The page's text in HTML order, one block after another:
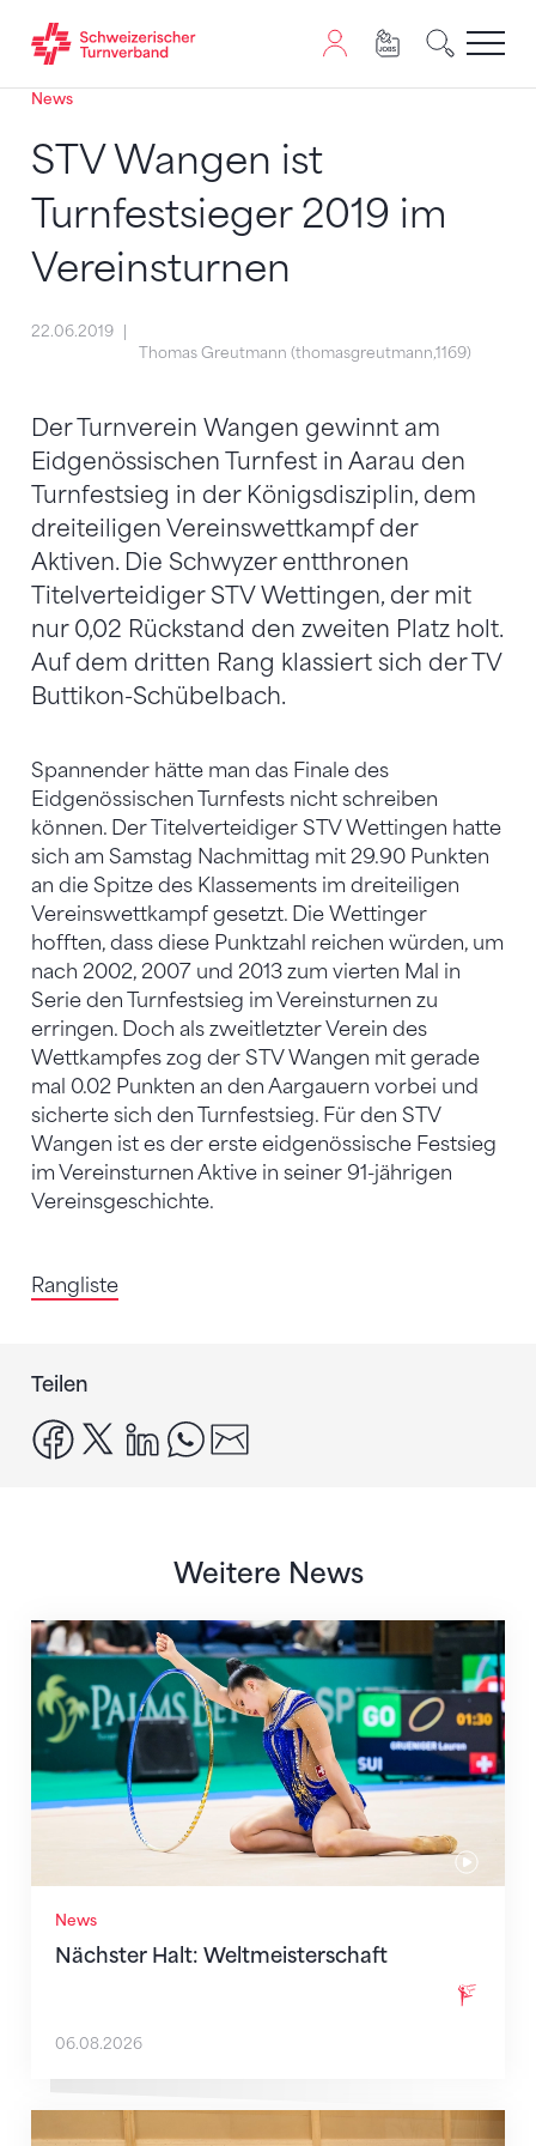
Zum Inhalt springen
Zur Sitemap navigieren
Zum Navigieren dieser Seite wird JavaScript benötigt.
News
STV Wangen ist
Turnfestsieger 2019 im
Vereinsturnen
22.06.2019
Thomas Greutmann (thomasgreutmann,1169)
Der Turnverein Wangen gewinnt am
Eidgenössischen Turnfest in Aarau den
Turnfestsieg in der Königsdisziplin, dem
dreiteiligen Vereinswettkampf der
Aktiven. Die Schwyzer entthronen
Titelverteidiger STV Wettingen, der mit
nur 0,02 Rückstand den zweiten Platz holt.
Auf dem dritten Rang klassiert sich der TV
Buttikon-Schübelbach.
Spannender hätte man das Finale des
Eidgenössischen Turnfests nicht schreiben
können. Der Titelverteidiger STV Wettingen hatte
sich am Samstag Nachmittag mit 29.90 Punkten
an die Spitze des Klassements im dreiteiligen
Vereinswettkampf gesetzt. Die Wettinger
hofften, dass diese Punktzahl reichen würden, um
nach 2002, 2007 und 2013 zum vierten Mal in
Serie den Turnfestsieg im Vereinsturnen zu
erringen. Doch als zweitletzter Verein des
Wettkampfes zog der STV Wangen mit gerade
mal 0.02 Punkten an den Aargauern vorbei und
sicherte sich den Turnfestsieg. Für den STV
Wangen ist es der erste eidgenössische Festsieg
im Vereinsturnen Aktive in seiner 91-jährigen
Vereinsgeschichte.
Rangliste
Teilen
facebook
x linkedinwhatsapp
Weitere News
News
Nächster Halt: Weltmeisterschaft
Nächster Halt: Weltmeisterschaft
06.08.2026
Mit klaren Zielen nach Zagreb